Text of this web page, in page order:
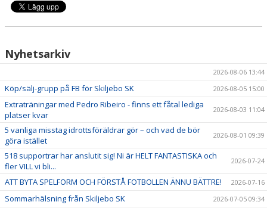
Nyhetsarkiv
2026-08-06 13:44
Köp/sälj-grupp på FB för Skiljebo SK 2026-08-05 15:00
Extraträningar med Pedro Ribeiro - finns ett fåtal lediga
platser kvar
2026-08-03 11:04
5 vanliga misstag idrottsföräldrar gör – och vad de bör
göra istället
2026-08-01 09:39
518 supportrar har anslutit sig! Ni är HELT FANTASTISKA och
fler VILL vi bli...
2026-07-24
ATT BYTA SPELFORM OCH FÖRSTÅ FOTBOLLEN ÄNNU BÄTTRE! 2026-07-16
Sommarhälsning från Skiljebo SK 2026-07-05 09:34